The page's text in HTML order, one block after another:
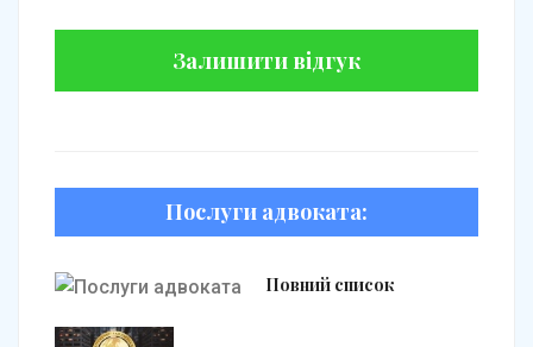
Залишити відгук
Послуги адвоката:
Повний список